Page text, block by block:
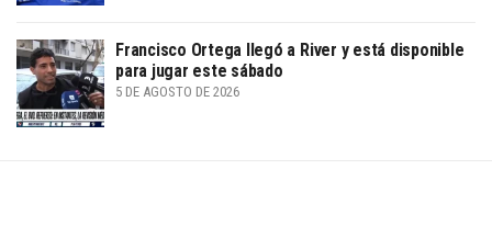
Francisco Ortega llegó a River y está disponible
para jugar este sábado
5 DE AGOSTO DE 2026